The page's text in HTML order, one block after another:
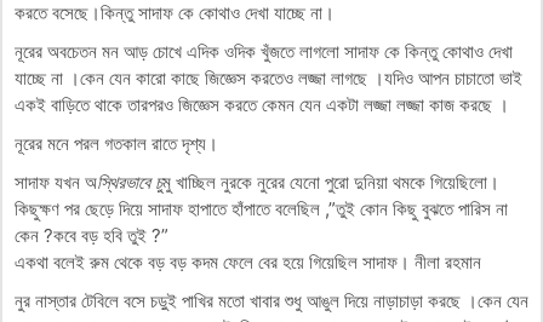
করতে বসেছে।কিন্তু সাদাফ কে কোথাও দেখা যাচ্ছে না।
নূরের অবচেতন মন আড় চোখে এদিক ওদিক খুঁজতে লাগলো সাদাফ কে কিন্তু কোথাও দেখা
যাচ্ছে না ।কেন যেন কারো কাছে জিজ্ঞেস করতেও লজ্জা লাগছে ।যদিও আপন চাচাতো ভাই
একই বাড়িতে থাকে তারপরও জিজ্ঞেস করতে কেমন যেন একটা লজ্জা লজ্জা কাজ করছে ।
নূরের মনে পরল গতকাল রাতে দৃশ্য।
সাদাফ যখন অস্থিরভাবে চুমু খাচ্ছিল নুরকে নুরের যেনো পুরো দুনিয়া থমকে গিয়েছিলো।
কিছুক্ষণ পর ছেড়ে দিয়ে সাদাফ হাপাতে হাঁপাতে বলেছিল ,”তুই কোন কিছু বুঝতে পারিস না
কেন ?কবে বড় হবি তুই ?”
একথা বলেই রুম থেকে বড় বড় কদম ফেলে বের হয়ে গিয়েছিল সাদাফ। নীলা রহমান
নুর নাস্তার টেবিলে বসে চড়ুই পাখির মতো খাবার শুধু আঙুল দিয়ে নাড়াচাড়া করছে ।কেন যেন